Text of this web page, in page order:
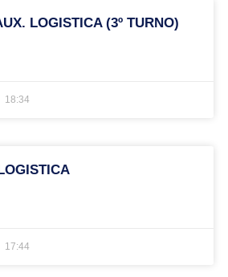
LOGISTICA (3º TURNO)
18:34
17:44